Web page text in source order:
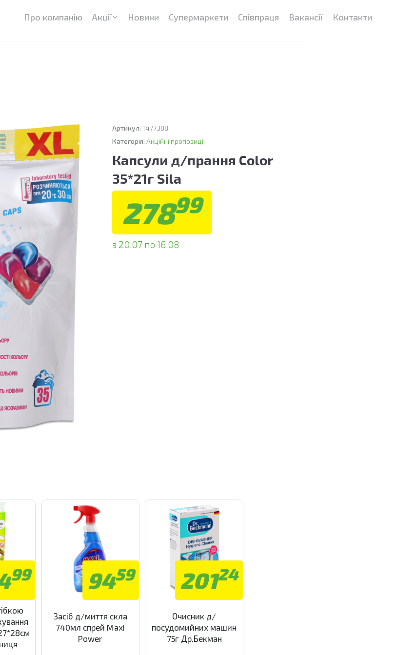
Про компанію Акції Новини Супермаркети Співпраця Вакансії Контакти
Артикул:1477388
Категорія:Акційні пропозиції
Капсули д/прання Color
35*21г Sila
27899
з 20.07 по 16.08
99 9459
Засіб д/миття скла
740мл спрей Maxi
Power
20124
Очисник д/
посудомийних машин
75г Др.Бекман